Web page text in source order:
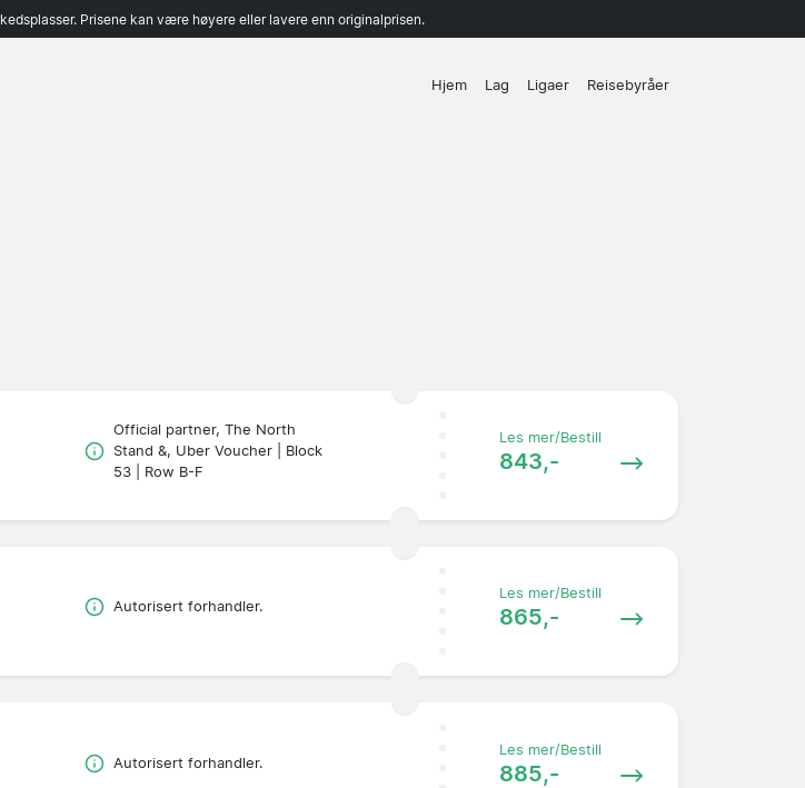
Prisene kan være høyere eller lavere enn originalprisen.
Hjem Lag Ligaer Reisebyråer
Official partner, The North
Stand &, Uber Voucher | Block
53 | Row B-F
Les mer/Bestill
843,-
Autorisert forhandler.
Les mer/Bestill
865,-
Autorisert forhandler.
Les mer/Bestill
885,-